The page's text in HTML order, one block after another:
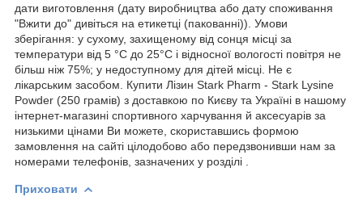
дати виготовлення (дату виробництва або дату споживання
"Вжити до" дивіться на етикетці (пакованні)). Умови
зберігання: у сухому, захищеному від сонця місці за
температури від 5 °C до 25°C і відносної вологості повітря не
більш ніж 75%; у недоступному для дітей місці. Не є
лікарським засобом. Купити Лізин Stark Pharm - Stark Lysine
Powder (250 грамів) з доставкою по Києву та Україні в нашому
інтернет-магазині спортивного харчування й аксесуарів за
низькими цінами Ви можете, скориставшись формою
замовлення на сайті цілодобово або передзвонивши нам за
номерами телефонів, зазначених у розділі .
Приховати